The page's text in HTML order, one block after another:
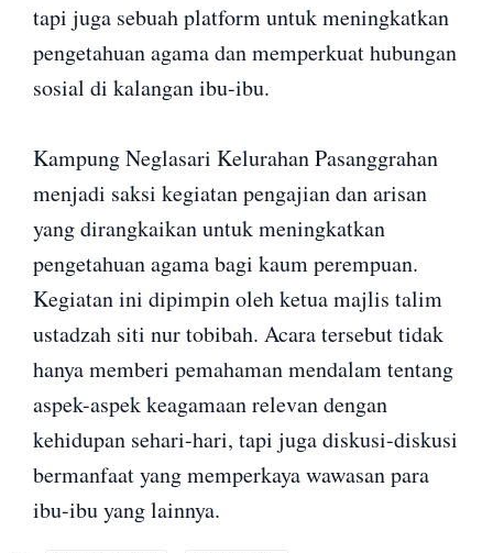
tapi juga sebuah platform untuk meningkatkan
pengetahuan agama dan memperkuat hubungan
sosial di kalangan ibu-ibu.
Kampung Neglasari Kelurahan Pasanggrahan
menjadi saksi kegiatan pengajian dan arisan
yang dirangkaikan untuk meningkatkan
pengetahuan agama bagi kaum perempuan.
Kegiatan ini dipimpin oleh ketua majlis talim
ustadzah siti nur tobibah. Acara tersebut tidak
hanya memberi pemahaman mendalam tentang
aspek-aspek keagamaan relevan dengan
kehidupan sehari-hari, tapi juga diskusi-diskusi
bermanfaat yang memperkaya wawasan para
ibu-ibu yang lainnya.